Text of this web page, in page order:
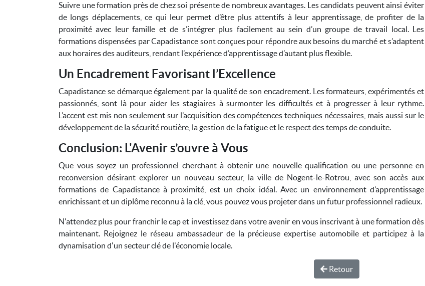
Suivre une formation près de chez soi présente de nombreux avantages. Les candidats peuvent ainsi éviter
de longs déplacements, ce qui leur permet d’être plus attentifs à leur apprentissage, de profiter de la
proximité avec leur famille et de s’intégrer plus facilement au sein d’un groupe de travail local. Les
formations dispensées par Capadistance sont conçues pour répondre aux besoins du marché et s’adaptent
aux horaires des auditeurs, rendant l’expérience d’apprentissage d’autant plus flexible.
Un Encadrement Favorisant l’Excellence
Capadistance se démarque également par la qualité de son encadrement. Les formateurs, expérimentés et
passionnés, sont là pour aider les stagiaires à surmonter les difficultés et à progresser à leur rythme.
L’accent est mis non seulement sur l’acquisition des compétences techniques nécessaires, mais aussi sur le
développement de la sécurité routière, la gestion de la fatigue et le respect des temps de conduite.
Conclusion: L'Avenir s’ouvre à Vous
Que vous soyez un professionnel cherchant à obtenir une nouvelle qualification ou une personne en
reconversion désirant explorer un nouveau secteur, la ville de Nogent-le-Rotrou, avec son accès aux
formations de Capadistance à proximité, est un choix idéal. Avec un environnement d’apprentissage
enrichissant et un diplôme reconnu à la clé, vous pouvez vous projeter dans un futur professionnel radieux.
N'attendez plus pour franchir le cap et investissez dans votre avenir en vous inscrivant à une formation dès
maintenant. Rejoignez le réseau ambassadeur de la précieuse expertise automobile et participez à la
dynamisation d'un secteur clé de l'économie locale.
Retour